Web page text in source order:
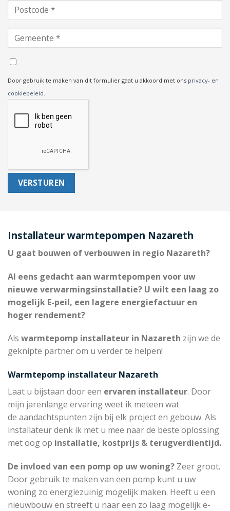
Door gebruik te maken van dit formulier gaat u akkoord met ons privacy- en
cookiebeleid
Installateur warmtepompen Nazareth
U gaat bouwen of verbouwen in regio Nazareth?
Al eens gedacht aan warmtepompen voor uw
nieuwe verwarmingsinstallatie? U wilt een laag zo
mogelijk E-peil, een lagere energiefactuur en
hoger rendement?
Als warmtepomp installateur in Nazareth zijn we de
geknipte partner om u verder te helpen!
Warmtepomp installateur Nazareth
Laat u bijstaan door een ervaren installateur. Door
mijn jarenlange ervaring weet ik meteen wat
de aandachtspunten zijn bij elk project en gebouw. Als
installateur denk ik met u mee naar de beste oplossing
met oog op installatie, kostprijs & terugverdientijd.
De invloed van een pomp op uw woning? Zeer groot.
Door gebruik te maken van een pomp kunt u uw
woning zo energiezuinig mogelijk maken. Heeft u een
nieuwbouw en streeft u naar een zo laag mogelijk e-